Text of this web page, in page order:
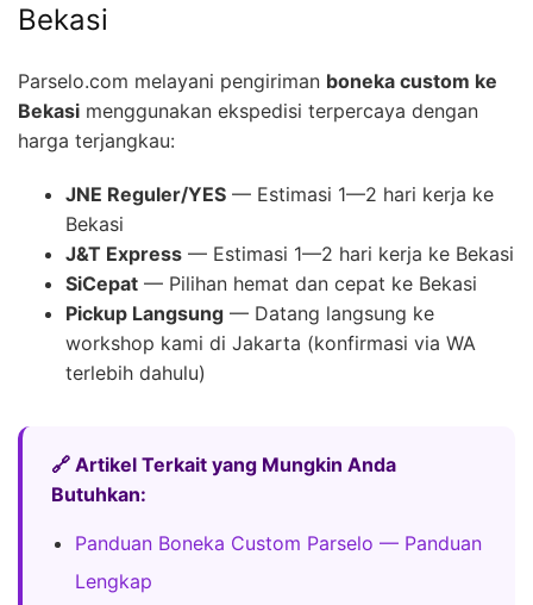
Bekasi
Parselo.com melayani pengiriman boneka custom ke
Bekasi menggunakan ekspedisi terpercaya dengan
harga terjangkau:
JNE Reguler/YES — Estimasi 1—2 hari kerja ke
Bekasi
J&T Express — Estimasi 1—2 hari kerja ke Bekasi
SiCepat — Pilihan hemat dan cepat ke Bekasi
Pickup Langsung — Datang langsung ke
workshop kami di Jakarta (konfirmasi via WA
terlebih dahulu)
🔗 Artikel Terkait yang Mungkin Anda
Butuhkan:
Panduan Boneka Custom Parselo — Panduan
Lengkap